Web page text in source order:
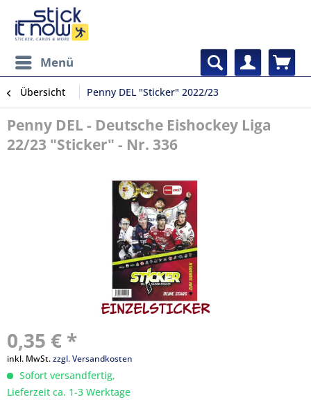
Menü
Übersicht Penny DEL "Sticker" 2022/23
Penny DEL - Deutsche Eishockey Liga
22/23 "Sticker" - Nr. 336
0,35 € *
inkl. MwSt.zzgl. Versandkosten
Sofort versandfertig,
Lieferzeit ca. 1-3 Werktage